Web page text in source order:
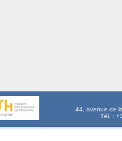
44, avenue de
Tél. :